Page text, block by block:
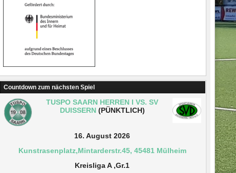
Countdown zum nächsten Spiel
TUSPO SAARN HERREN I VS. SV
DUISSERN(PÜNKTLICH)
16. August 2026
Kunstrasenplatz,Mintarderstr.45, 45481 Mülheim
Kreisliga A ,Gr.1